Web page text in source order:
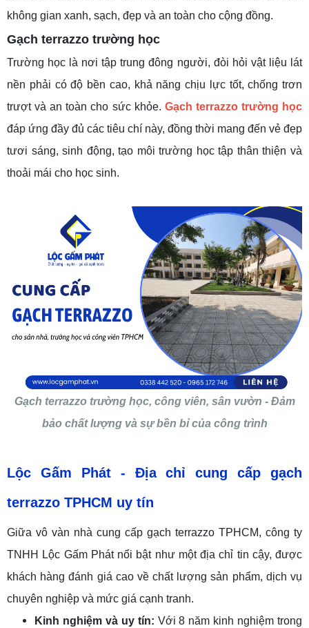
không gian xanh, sạch, đẹp và an toàn cho cộng đồng.
Gạch terrazzo trường học
Trường học là nơi tập trung đông người, đòi hỏi vật liệu lát
nền phải có độ bền cao, khả năng chịu lực tốt, chống trơn
trượt và an toàn cho sức khỏe. Gạch terrazzo trường học
đáp ứng đầy đủ các tiêu chí này, đồng thời mang đến vẻ đẹp
tươi sáng, sinh động, tạo môi trường học tập thân thiện và
thoải mái cho học sinh.
Gạch terrazzo trường học, công viên, sân vườn - Đảm
bảo chất lượng và sự bền bỉ của công trình
Lộc Gấm Phát - Địa chỉ cung cấp gạch
terrazzo TPHCM uy tín
Giữa vô vàn nhà cung cấp gạch terrazzo TPHCM, công ty
TNHH Lộc Gấm Phát nổi bật như một địa chỉ tin cậy, được
khách hàng đánh giá cao về chất lượng sản phẩm, dịch vụ
chuyên nghiệp và mức giá cạnh tranh.
Kinh nghiệm và uy tín: Với 8 năm kinh nghiệm trong